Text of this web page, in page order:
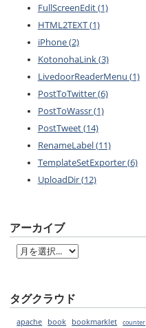
FullScreenEdit (1)
HTML2TEXT (1)
iPhone (2)
KotonohaLink (3)
LivedoorReaderMenu (1)
PostToTwitter (6)
PostToWassr (1)
PostTweet (14)
RenameLabel (11)
TemplateSetExporter (6)
UploadDir (12)
アーカイブ
タグクラウド
apache book bookmarklet counter